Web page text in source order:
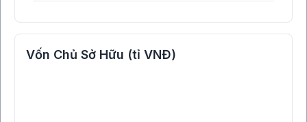
Vốn Chủ Sở Hữu (tỉ VNĐ)